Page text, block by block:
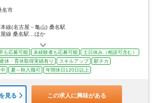
名市
本線(名古屋－亀山) 桑名駅
屋線 桑名駅…ほか
も応募可能 未経験者も応募可能
土日休み（相談可含む）
産休・育休取得実績有り スキルアップ
駅チカ
夏～秋入職可 年間休日120日以上
見る この求人に興味がある